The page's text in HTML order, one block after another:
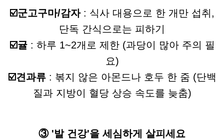
☑️군고구마/감자: 식사 대용으로 한 개만 섭취,
단독 간식으로는 피하기
☑️귤: 하루 1~2개로 제한 (과당이 많아 주의 필
요)
☑️견과류: 볶지 않은 아몬드나 호두 한 줌 (단백
질과 지방이 혈당 상승 속도를 늦춤)
③ '발 건강'을 세심하게 살피세요